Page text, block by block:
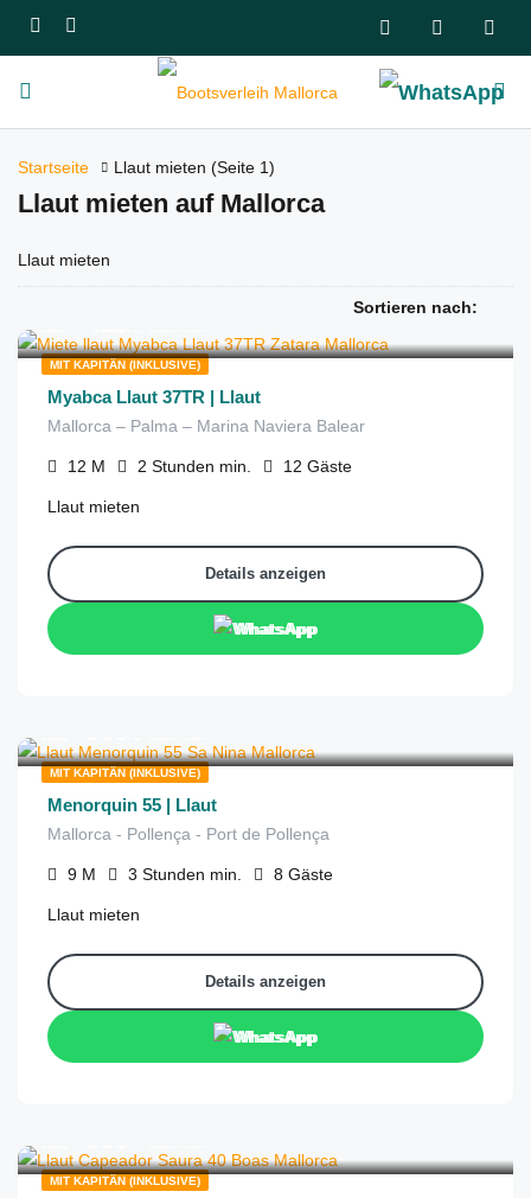
Startseite Llaut mieten (Seite 1)
Llaut mieten auf Mallorca
Llaut mieten
Sortieren nach:
MIT KAPITÄN (INKLUSIVE)
Myabca Llaut 37TR | Llaut
Mallorca – Palma – Marina Naviera Balear
12 M 2 Stunden min. 12 Gäste
Llaut mieten
Details anzeigen
WhatsApp
MIT KAPITÄN (INKLUSIVE)
Menorquin 55 | Llaut
Mallorca - Pollença - Port de Pollença
9 M 3 Stunden min. 8 Gäste
Llaut mieten
Details anzeigen
WhatsApp
MIT KAPITÄN (INKLUSIVE)